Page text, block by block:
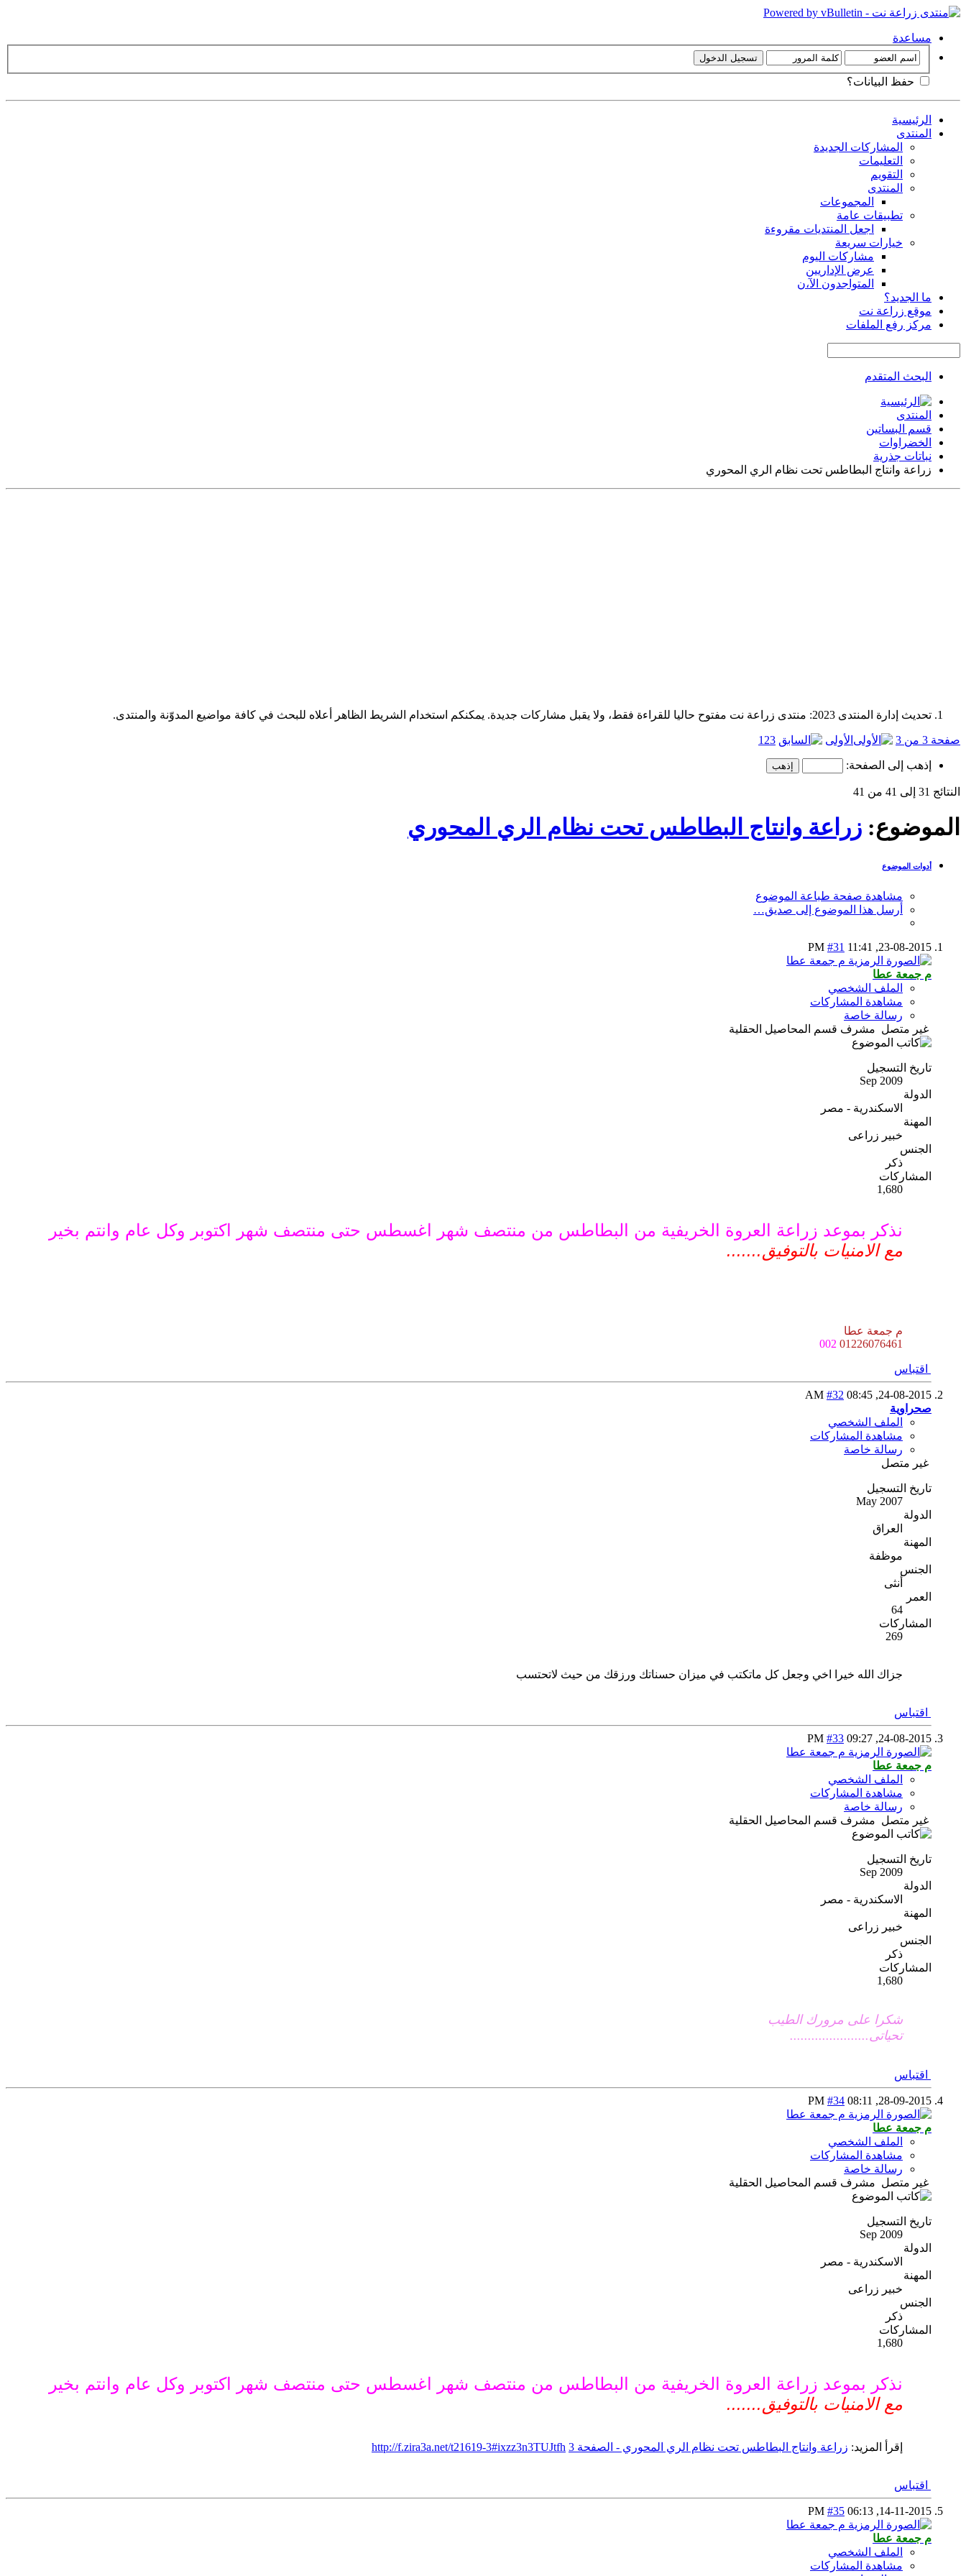
مساعدة
حفظ البيانات؟
الرئيسية
المنتدى
المشاركات الجديدة
التعليمات
التقويم
المنتدى
المجموعات
تطبيقات عامة
اجعل المنتديات مقروءة
خيارات سريعة
مشاركات اليوم
عرض الإداريين
المتواجدون الآ،ن
ما الجديد؟
موقع زراعة نت
مركز رفع الملفات
البحث المتقدم
المنتدى
قسم البساتين
الخضراوات
نباتات جذرية
زراعة وانتاج البطاطس تحت نظام الري المحوري
تحديث إدارة المنتدى 2023: منتدى زراعة نت مفتوح حاليا للقراءة فقط، ولا يقبل مشاركات جديدة. يمكنكم استخدام الشريط الظاهر أعلاه للبحث في كافة مواضيع المدوّنة والمنتدى.
صفحة 3 من 3 الأولى 1 23
إذهب إلى الصفحة:
النتائج 31 إلى 41 من 41
الموضوع: زراعة وانتاج البطاطس تحت نظام الري المحوري
أدوات الموضوع
مشاهدة صفحة طباعة الموضوع
أرسل هذا الموضوع إلى صديق…
23-08-2015,
11:41 PM
#31
م جمعة عطا
الملف الشخصي
مشاهدة المشاركات
رسالة خاصة
غير متصل مشرف قسم المحاصيل الحقلية
تاريخ التسجيل
Sep 2009
الدولة
الاسكندرية - مصر
المهنة
خبير زراعى
الجنس
ذكر
المشاركات
1,680
نذكر بموعد زراعة العروة الخريفية من البطاطس من منتصف شهر اغسطس حتى منتصف شهر اكتوبر وكل عام وانتم بخير
مع الامنيات بالتوفيق.......
م جمعة عطا
01226076461
002
اقتباس
24-08-2015,
08:45 AM
#32
صحراوية
الملف الشخصي
مشاهدة المشاركات
رسالة خاصة
غير متصل
تاريخ التسجيل
May 2007
الدولة
العراق
المهنة
موظفة
الجنس
أنثى
العمر
64
المشاركات
269
جزاك الله خيرا اخي وجعل كل ماتكتب في ميزان حسناتك ورزقك من حيث لاتحتسب
اقتباس
24-08-2015,
09:27 PM
#33
م جمعة عطا
الملف الشخصي
مشاهدة المشاركات
رسالة خاصة
غير متصل مشرف قسم المحاصيل الحقلية
تاريخ التسجيل
Sep 2009
الدولة
الاسكندرية - مصر
المهنة
خبير زراعى
الجنس
ذكر
المشاركات
1,680
شكرا على مرورك الطيب
تحياتى......................
اقتباس
28-09-2015,
08:11 PM
#34
م جمعة عطا
الملف الشخصي
مشاهدة المشاركات
رسالة خاصة
غير متصل مشرف قسم المحاصيل الحقلية
تاريخ التسجيل
Sep 2009
الدولة
الاسكندرية - مصر
المهنة
خبير زراعى
الجنس
ذكر
المشاركات
1,680
نذكر بموعد زراعة العروة الخريفية من البطاطس من منتصف شهر اغسطس حتى منتصف شهر اكتوبر وكل عام وانتم بخير
مع الامنيات بالتوفيق.......
إقرأ المزيد: زراعة وانتاج البطاطس تحت نظام الري المحوري - الصفحة 3 http://f.zira3a.net/t21619-3#ixzz3n3TUJtfh
اقتباس
14-11-2015,
06:13 PM
#35
م جمعة عطا
الملف الشخصي
مشاهدة المشاركات